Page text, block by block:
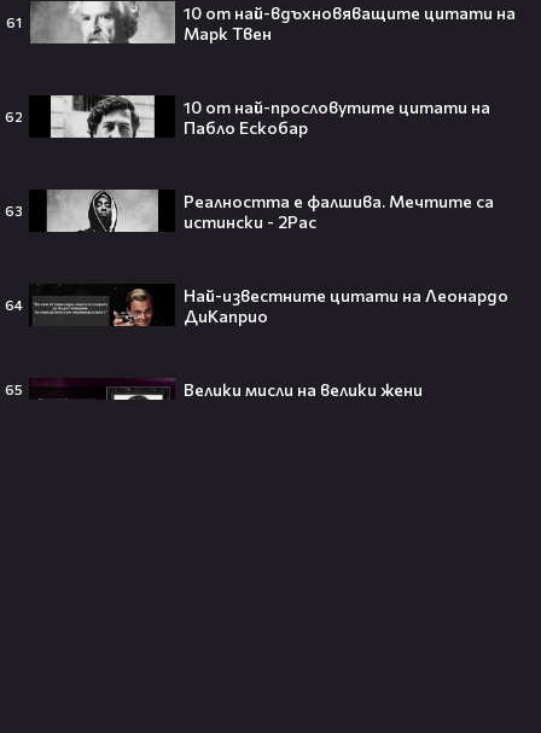
61
10 от най-вдъхновяващите цитати на
Марк Твен
62
10 от най-прословутите цитати на
Пабло Ескобар
63
Реалността е фалшива. Мечтите са
истински - 2Pac
64
Най-известните цитати на Леонардо
ДиКаприо
65 Велики мисли на велики жени
08:16
Влязохме в друг свят!
Трафорд“ директно на
театралната сцена👀⚽